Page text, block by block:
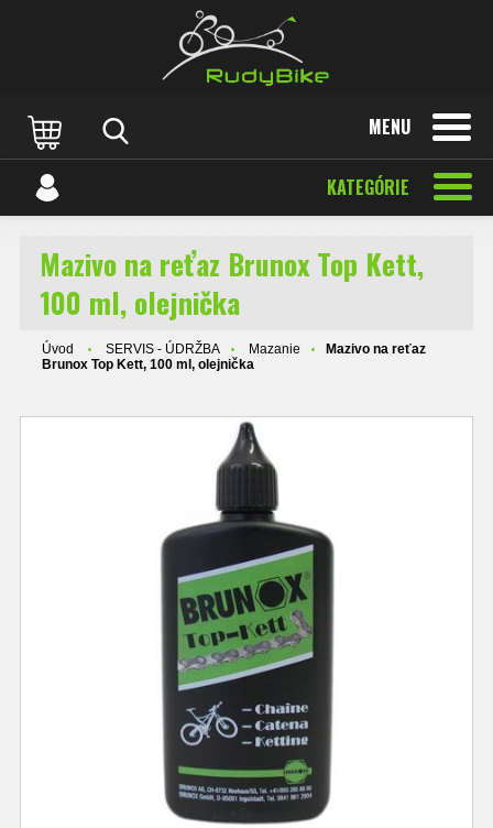
MENU
KATEGÓRIE
Mazivo na reťaz Brunox Top Kett,
100 ml, olejnička
Úvod SERVIS - ÚDRŽBA Mazanie
Mazivo na reťaz
Brunox Top Kett, 100 ml, olejnička